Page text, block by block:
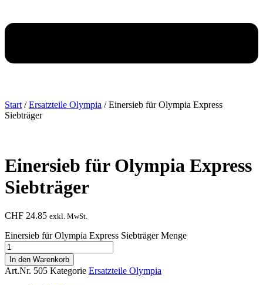
Start/Ersatzteile Olympia / Einersieb für Olympia Express
Siebträger
Einersieb für Olympia Express
Siebträger
CHF 24.85 exkl. MwSt.
Einersieb für Olympia Express Siebträger Menge
In den Warenkorb
Art.Nr. 505 Kategorie Ersatzteile Olympia